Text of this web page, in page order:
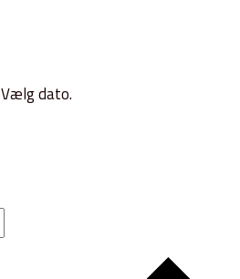
Vælg dato.